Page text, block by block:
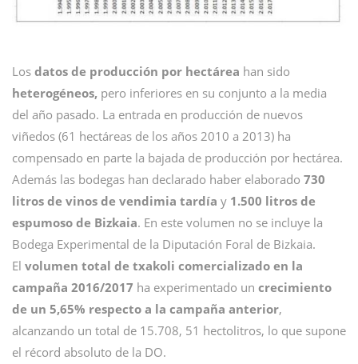
Los datos de producción por hectárea han sido
heterogéneos, pero inferiores en su conjunto a la media
del año pasado. La entrada en producción de nuevos
viñedos (61 hectáreas de los años 2010 a 2013) ha
compensado en parte la bajada de producción por hectárea.
Además las bodegas han declarado haber elaborado 730
litros de vinos de vendimia tardía y 1.500 litros de
espumoso de Bizkaia. En este volumen no se incluye la
Bodega Experimental de la Diputación Foral de Bizkaia.
El volumen total de txakoli comercializado en la
campaña 2016/2017 ha experimentado un crecimiento
de un 5,65% respecto a la campaña anterior,
alcanzando un total de 15.708, 51 hectolitros, lo que supone
el récord absoluto de la DO.